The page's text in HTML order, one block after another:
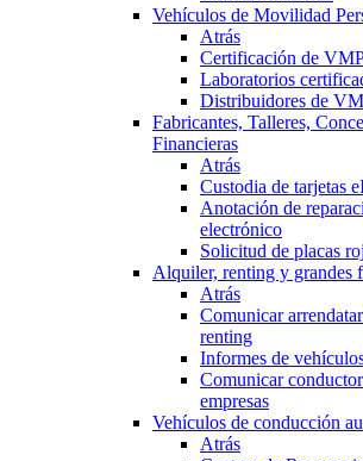
Vehículos de Movilidad
Atrás
Certificación de
Laboratorios
Distribuidores de
Fabricantes, Talleres,
Financieras
Atrás
Custodia de tarjetas
Anotación de
electrónico
Solicitud de placas
Alquiler, renting y grandes
Atrás
Comunicar
renting
Informes de
Comunicar
empresas
Vehículos de conducción
Atrás